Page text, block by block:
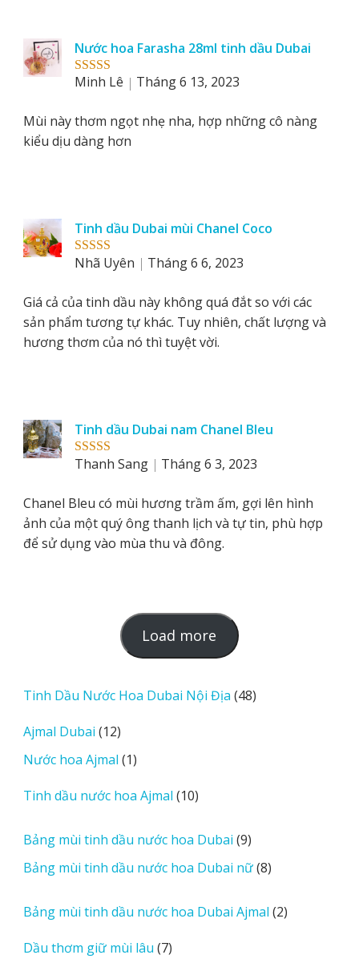
Rated 5out
Nước hoa Farasha 28ml tinh dầu Dubai
Minh Lê
Tháng 6 13, 2023
Mùi này thơm ngọt nhẹ nha, hợp những cô nàng
kiểu dịu dàng hơn
Rated5out
Tinh dầu Dubai mùi Chanel Coco
Nhã Uyên
Tháng 6 6, 2023
Giá cả của tinh dầu này không quá đắt so với các
sản phẩm tương tự khác. Tuy nhiên, chất lượng và
hương thơm của nó thì tuyệt vời.
Rated 5out
Tinh dầu Dubai nam Chanel Bleu
Thanh Sang
Tháng 6 3, 2023
Chanel Bleu có mùi hương trầm ấm, gợi lên hình
ảnh của một quý ông thanh lịch và tự tin, phù hợp
để sử dụng vào mùa thu và đông.
Load more
o
d
v
e
s
Tinh Dầu Nước Hoa Dubai Nội Địa 4848
Ajmal Dubai 1212
sản
phẩm
Nước hoa Ajmal 11
phẩm
Tinh dầu nước hoa Ajmal 1010
phẩm
Bảng mùi tinh dầu nước hoa Dubai 99
sản
phẩm
Bảng mùi tinh dầu nước hoa Dubai nữ 88
phẩm
Bảng mùi tinh dầu nước hoa Dubai Ajmal 22
Dầu thơm giữ mùi lâu 77